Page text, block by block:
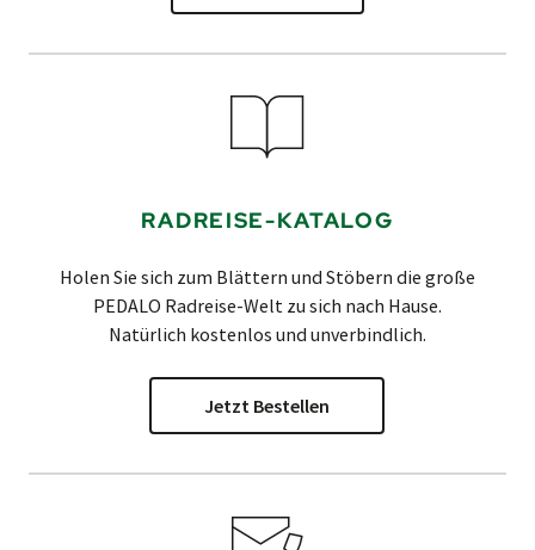
RADREISE-KATALOG
Holen Sie sich zum Blättern und Stöbern die große
PEDALO Radreise-Welt zu sich nach Hause.
Natürlich kostenlos und unverbindlich.
Jetzt Bestellen